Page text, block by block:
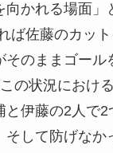
向かれる場面」
ば佐藤のカッ
のままゴール
の状況におけ
と伊藤の2人で2
そして防げなか